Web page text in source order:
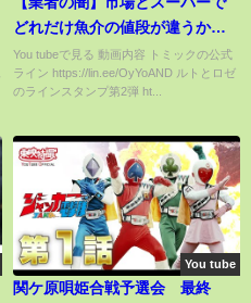
どれだけ魚介の値段が違うかわ
かる動画
You tubeで見る 動画内容 トミックの公式
ライン https://lin.ee/OyYoAND ルトとロゼ
のラインスタンプ第2弾 ht...
You tube
関ケ原唄姫合戦予選会 最終